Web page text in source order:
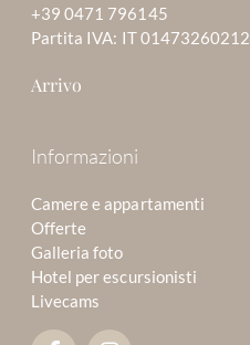
+39 0471 796145
Partita IVA: IT 01473260212
Arrivo
Informazioni
Camere e appartamenti
Offerte
Galleria foto
Hotel per escursionisti
Livecams